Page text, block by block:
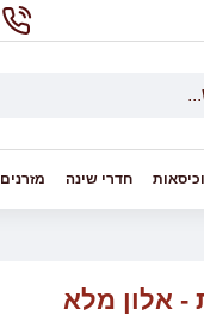
חדרי שינה מזרנים